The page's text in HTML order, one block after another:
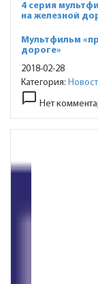
4 серия
на железной
Мультфильм
дороге»
2018-02-28
Категория:
chat_bubble_outline Нет